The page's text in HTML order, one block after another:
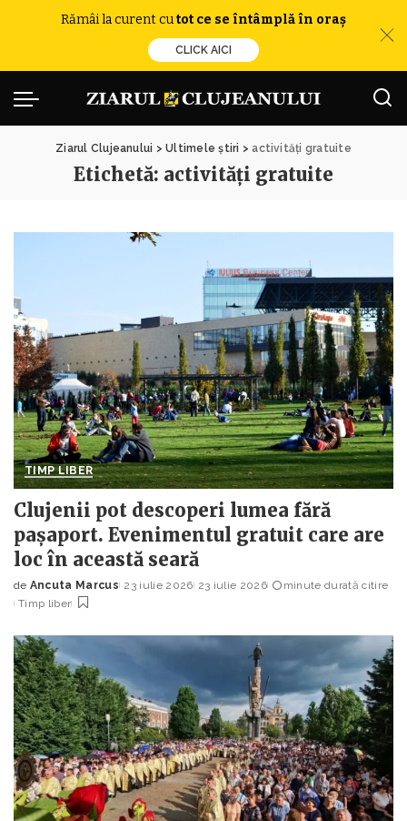
Rămâi la curent cutot ce se întâmplă în oraș
CLICK AICI
Ziarul Clujeanului >Ultimele știri >activități gratuite
Etichetă: activități gratuite
TIMP LIBER
Clujenii pot descoperi lumea fără
pașaport. Evenimentul gratuit care are
loc în această seară
Posted
by
de Ancuta Marcus 23 iulie 2026 23 iulie 2026
minute durată citire
Timp liber